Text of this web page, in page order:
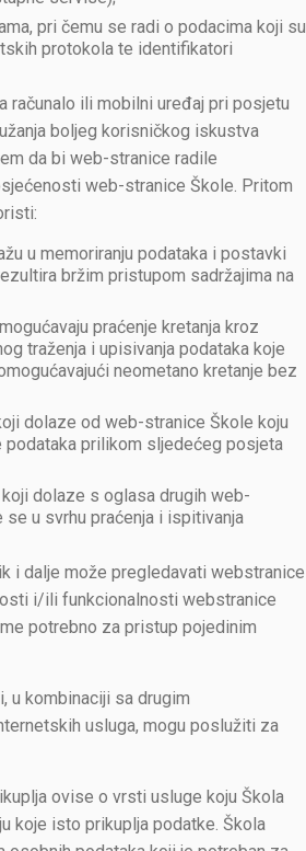
pri čemu se radi o podacima koji su
protokola te identifikatori
računalo ili mobilni uređaj pri posjetu
boljeg korisničkog iskustva
da bi web-stranice radile
web-stranice Škole. Pritom
u memoriranju podataka i postavki
bržim pristupom sadržajima na
praćenje kretanja kroz
traženja i upisivanja podataka koje
neometano kretanje bez
dolaze od web-stranice Škole koju
prilikom sljedećeg posjeta
dolaze s oglasa drugih web-
u svrhu praćenja i ispitivanja
i dalje može pregledavati webstranice
i/ili funkcionalnosti webstranice
potrebno za pristup pojedinim
u kombinaciji sa drugim
usluga, mogu poslužiti za
ovise o vrsti usluge koju Škola
koje isto prikuplja podatke. Škola